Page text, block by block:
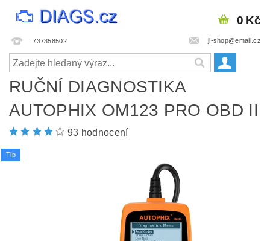
737358502 jl-shop@email.cz
0 Kč
RUČNÍ DIAGNOSTIKA
AUTOPHIX OM123 PRO OBD II
93 hodnocení
Tip